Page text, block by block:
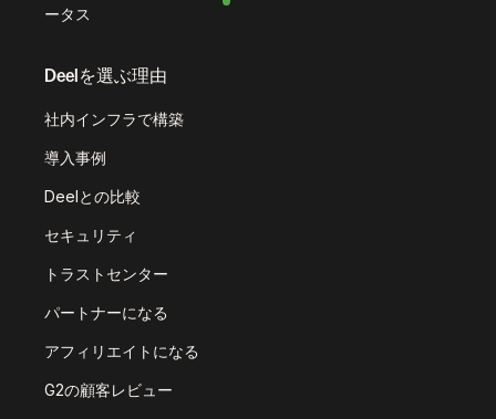
ータス
Deelを選ぶ理由
社内インフラで構築
導入事例
Deelとの比較
セキュリティ
トラストセンター
パートナーになる
アフィリエイトになる
G2の顧客レビュー